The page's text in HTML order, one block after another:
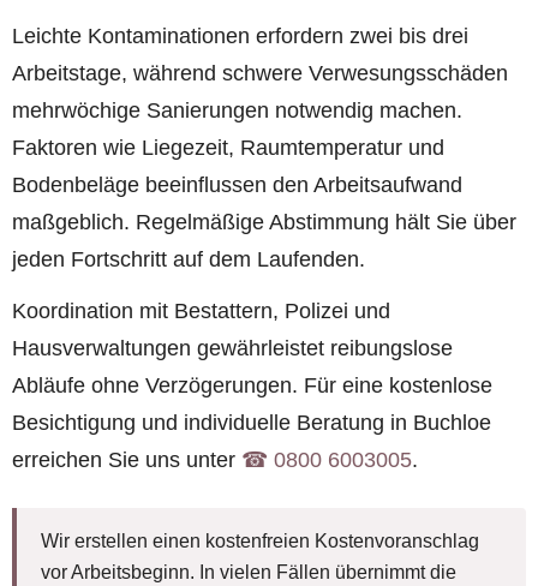
Leichte Kontaminationen erfordern zwei bis drei
Arbeitstage, während schwere Verwesungsschäden
mehrwöchige Sanierungen notwendig machen.
Faktoren wie Liegezeit, Raumtemperatur und
Bodenbeläge beeinflussen den Arbeitsaufwand
maßgeblich. Regelmäßige Abstimmung hält Sie über
jeden Fortschritt auf dem Laufenden.
Koordination mit Bestattern, Polizei und
Hausverwaltungen gewährleistet reibungslose
Abläufe ohne Verzögerungen. Für eine kostenlose
Besichtigung und individuelle Beratung in Buchloe
erreichen Sie uns unter ☎︎ 0800 6003005.
Wir erstellen einen kostenfreien Kostenvoranschlag
vor Arbeitsbeginn. In vielen Fällen übernimmt die